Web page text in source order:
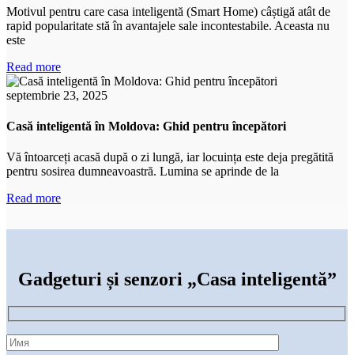
Motivul pentru care casa inteligentă (Smart Home) câștigă atât de
rapid popularitate stă în avantajele sale incontestabile. Aceasta nu
este
Read more
septembrie 23, 2025
Casă inteligentă în Moldova: Ghid pentru începători
Vă întoarceți acasă după o zi lungă, iar locuința este deja pregătită
pentru sosirea dumneavoastră. Lumina se aprinde de la
Read more
Gadgeturi și senzori „Casa inteligentă”